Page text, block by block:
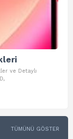
ve Detaylı
TÜMÜNÜ GÖSTER